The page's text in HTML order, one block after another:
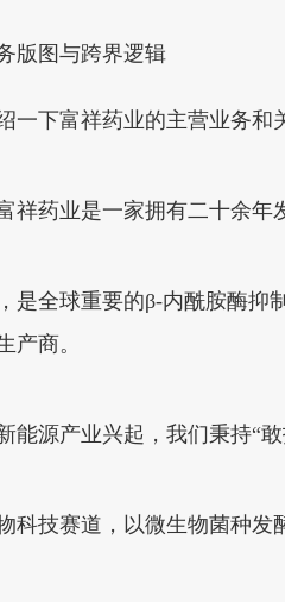
版图与跨界逻辑
一下富祥药业的主营业务和
祥药业是一家拥有二十余
是全球重要的β-内酰胺酶
产商。
能源产业兴起，我们秉持“
科技赛道，以微生物菌种